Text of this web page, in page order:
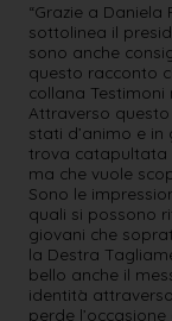
“Grazie a
sottolinea il
sono anche
questo racconto
collana
Attraverso
stati d’animo e in
trova catapultata
ma che vuole
Sono le
quali si possono
giovani che
la Destra
bello anche il
identità
perde